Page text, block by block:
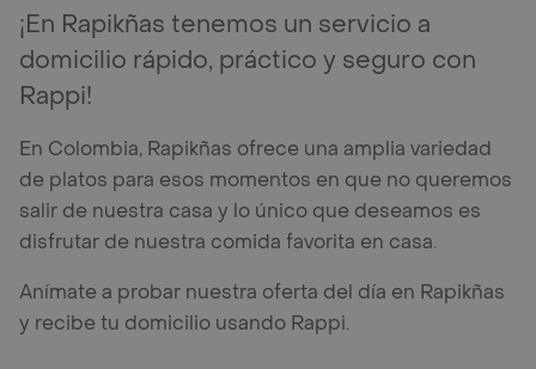
¡En Rapikñas tenemos un servicio a
domicilio rápido, práctico y seguro con
Rappi!
En Colombia, Rapikñas ofrece una amplia variedad
de platos para esos momentos en que no queremos
salir de nuestra casa y lo único que deseamos es
disfrutar de nuestra comida favorita en casa.
Anímate a probar nuestra oferta del día en Rapikñas
y recibe tu domicilio usando Rappi.